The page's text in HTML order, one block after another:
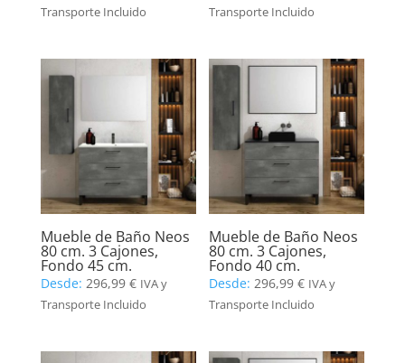
Transporte Incluido
Transporte Incluido
Mueble de Baño Neos
80 cm. 3 Cajones,
Fondo 45 cm.
Desde: 296,99 € IVA y
Transporte Incluido
Mueble de Baño Neos
80 cm. 3 Cajones,
Fondo 40 cm.
Desde:296,99€ IVA y
Transporte Incluido